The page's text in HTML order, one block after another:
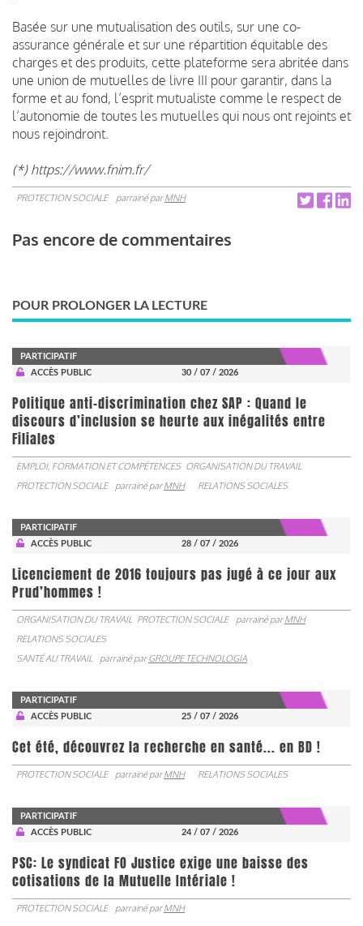
Basée sur une mutualisation des outils, sur une co-
assurance générale et sur une répartition équitable des
charges et des produits, cette plateforme sera abritée dans
une union de mutuelles de livre III pour garantir, dans la
forme et au fond, l’esprit mutualiste comme le respect de
l’autonomie de toutes les mutuelles qui nous ont rejoints et
nous rejoindront.
(*) https://www.fnim.fr/
PROTECTION SOCIALE parrainé parMNH
Pas encore de commentaires
POUR PROLONGER LA LECTURE
PARTICIPATIF
ACCÈS PUBLIC
30 / 07 / 2026
Politique anti-discrimination chez SAP : Quand le
discours d’inclusion se heurte aux inégalités entre
Filiales
EMPLOI, FORMATION ET COMPÉTENCES ORGANISATION DU TRAVAIL
PROTECTION SOCIALE
parrainé parMNH RELATIONS SOCIALES
PARTICIPATIF
ACCÈS PUBLIC
28 / 07 / 2026
Licenciement de 2016 toujours pas jugé à ce jour aux
Prud’hommes !
ORGANISATION DU TRAVAIL PROTECTION SOCIALE parrainé parMNH
RELATIONS SOCIALES
SANTÉ AU TRAVAIL
parrainé parGROUPE TECHNOLOGIA
PARTICIPATIF
ACCÈS PUBLIC
25 / 07 / 2026
Cet été, découvrez la recherche en santé... en BD !
PROTECTION SOCIALE parrainé parMNH RELATIONS SOCIALES
PARTICIPATIF
ACCÈS PUBLIC
24 / 07 / 2026
PSC: Le syndicat FO Justice exige une baisse des
cotisations de la Mutuelle Intériale !
PROTECTION SOCIALE parrainé parMNH